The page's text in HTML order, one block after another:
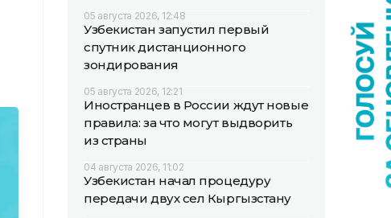
05 августа 2026, 12:48
Узбекистан запустил первый
спутник дистанционного
зондирования
05 августа 2026, 12:21
Иностранцев в России ждут новые
правила: за что могут выдворить
из страны
04 августа 2026, 11:02
Узбекистан начал процедуру
передачи двух сел Кыргызстану